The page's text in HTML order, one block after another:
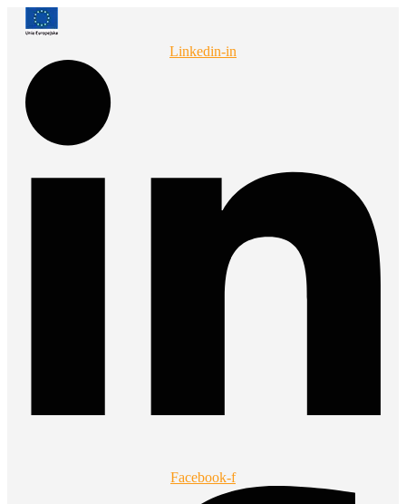
Przejdź
Linkedin-in
Facebook-f